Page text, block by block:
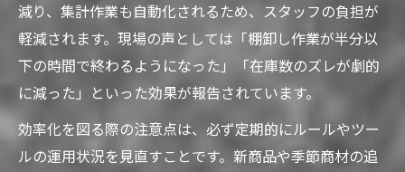
減り、集計作業も自動化されるため、スタッフの負担が
軽減されます。現場の声としては「棚卸し作業が半分以
下の時間で終わるようになった」「在庫数のズレが劇的
に減った」といった効果が報告されています。
効率化を図る際の注意点は、必ず定期的にルールやツー
ルの運用状況を見直すことです。新商品や季節商材の追